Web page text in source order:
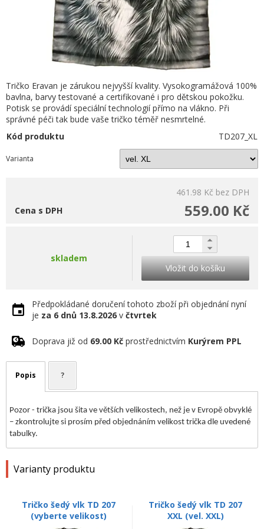
Tričko Eravan je zárukou nejvyšší kvality. Vysokogramážová 100%
bavlna, barvy testované a certifikované i pro dětskou pokožku.
Potisk se provádí speciální technologií přímo na vlákno. Při
správné péči tak bude vaše tričko téměř nesmrtelné.
Kód produktu
TD207_XL
Varianta
461.98 Kč bez DPH
559.00 Kč
Cena s DPH
skladem
Vložit do košíku
Předpokládané doručení tohoto zboží při objednání nyní
je za 6 dnů 13.8.2026 v čtvrtek
Doprava již od 69.00 Kč prostřednictvím Kurýrem PPL
Popis ?
Pozor - trička jsou šita ve větších velikostech, než je v Evropě obvyklé
– zkontrolujte si prosím před objednáním velikost trička dle uvedené
tabulky.
Varianty produktu
Tričko šedý vlk TD 207
(vyberte velikost)
Tričko šedý vlk TD 207
XXL (vel. XXL)